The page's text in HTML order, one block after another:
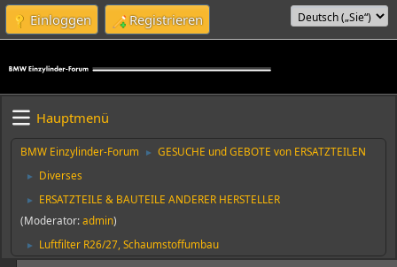
Einloggen Registrieren
Hauptmenü
BMW Einzylinder-Forum ► GESUCHE und GEBOTE von ERSATZTEILEN
► Diverses
►
ERSATZTEILE & BAUTEILE ANDERER HERSTELLER
(Moderator:admin)
► Luftfilter R26/27, Schaumstoffumbau